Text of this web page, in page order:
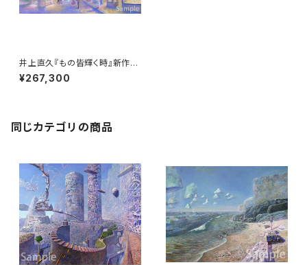
井上直久『もの皆輝く時』新作版
画
¥267,300
同じカテゴリの商品